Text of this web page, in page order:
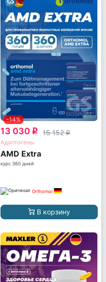
-14%
13 030 q 15 152q
Адаптогены
AМD Extra
курс 360 дней
Orthomol
В корзину